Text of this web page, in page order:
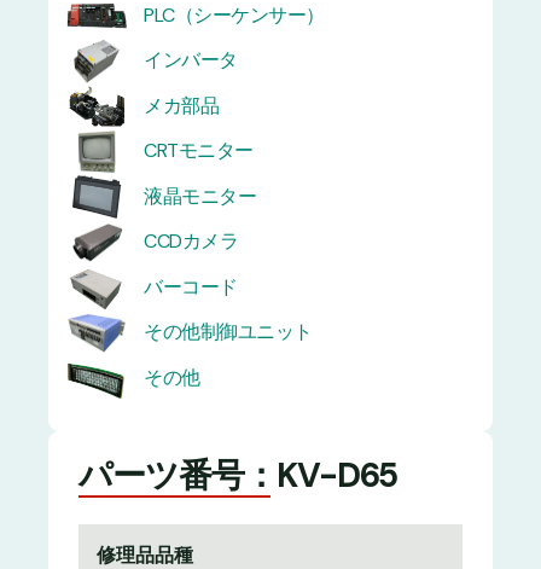
PLC（シーケンサー）
インバータ
メカ部品
CRTモニター
液晶モニター
CCDカメラ
バーコード
その他制御ユニット
その他
パーツ番号：KV-D65
修理品品種